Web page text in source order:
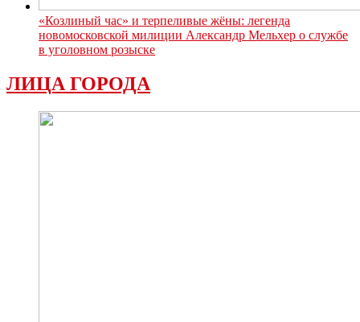
«Козлиный час» и терпеливые жёны: легенда
новомосковской милиции Александр Мельхер о службе
в уголовном розыске
ЛИЦА ГОРОДА